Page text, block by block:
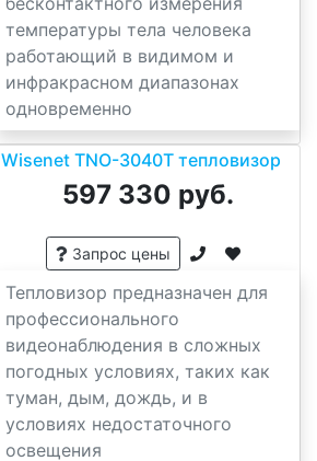
температуры тела человека
работающий в видимом и
инфракрасном диапазонах
одновременно
Wisenet TNO-3040T тепловизор
597 330 руб.
Запрос цены
Тепловизор предназначен для
профессионального
видеонаблюдения в сложных
погодных условиях, таких как
туман, дым, дождь, и в
условиях недостаточного
освещения